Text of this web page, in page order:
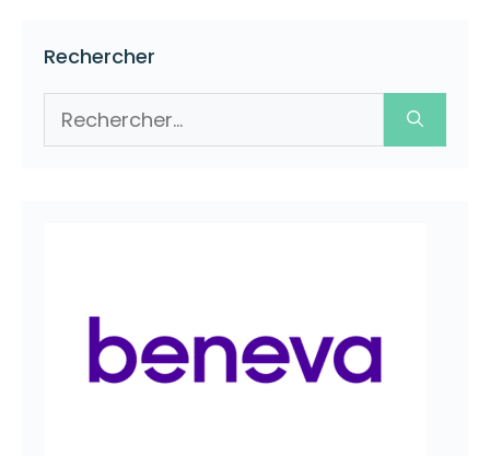
Rechercher